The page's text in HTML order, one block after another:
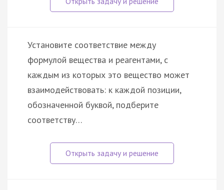
Установите соответствие между
формулой вещества и реагентами, с
каждым из которых это вещество может
взаимодействовать: к каждой позиции,
обозначенной буквой, подберите
соответству…